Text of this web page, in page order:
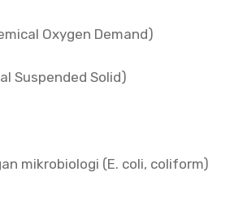
Oxygen Demand)
Suspended Solid)
mikrobiologi (E. coli, coliform)